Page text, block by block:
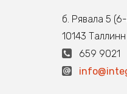
б. Рявала 5
10143 Таллинн
659 9021